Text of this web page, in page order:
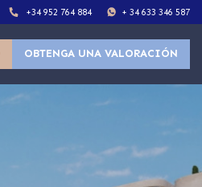
+34 952 764 884 + 34 633 346 587
OBTENGA UNA VALORACIÓN